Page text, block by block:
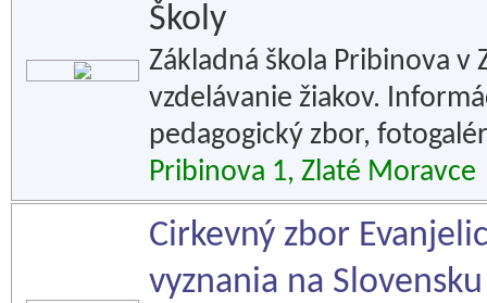
Školy
Základná škola Pribinova v
vzdelávanie žiakov.
pedagogický zbor,
Pribinova 1, Zlaté Moravce
Cirkevný zbor
vyznania na